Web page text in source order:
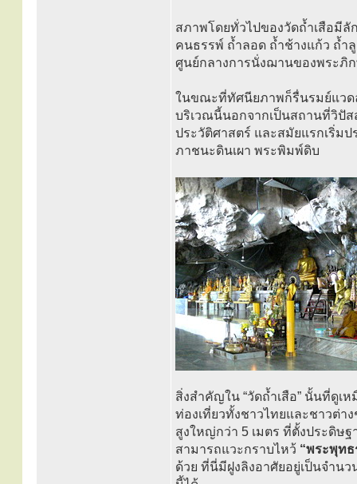
สภาพโดยทั่วไปของวัดถ้ำเสือมีลั
คนธรรพ์ ถ้ำลอด ถ้ำช้างแก้ว ถ้ำ
ศูนย์กลางการนั่งฌานของพระภิ
ในขณะที่ทัศนียภาพก็รื่นรมย์แวด
บริเวณนี้นอกจากเป็นสถานที่วิปั
ประวัติศาสตร์ และสมัยแรกเริ่ม
ภาชนะดินเผา พระพิมพ์ดิบ
สิ่งสำคัญใน “วัดถ้ำเสือ” นั้นที่ดู
ท่องเที่ยวทั้งชาวไทยและชาวต่
สูงใหญ่กว่า 5 เมตร ที่ตั้งประดิษ
สามารถแวะกราบไหว้ “พระพุท
ด้วย ที่นี่มีฝูงลิงอาศัยอยู่เป็นจำน